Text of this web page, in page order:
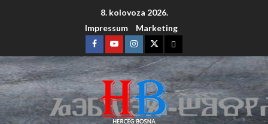
8. kolovoza 2026.
Impressum
Marketing